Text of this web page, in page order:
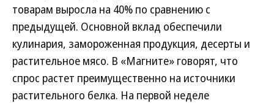
товарам выросла на 40% по сравнению с
предыдущей. Основной вклад обеспечили
кулинария, замороженная продукция, десерты и
растительное мясо. В «Магните» говорят, что
спрос растет преимущественно на источники
растительного белка. На первой неделе